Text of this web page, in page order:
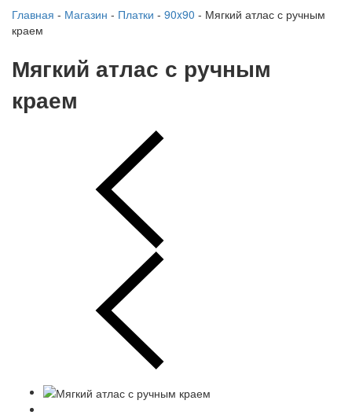
Главная - Магазин - Платки - 90x90 - Мягкий атлас с ручным
краем
Мягкий атлас с ручным
краем